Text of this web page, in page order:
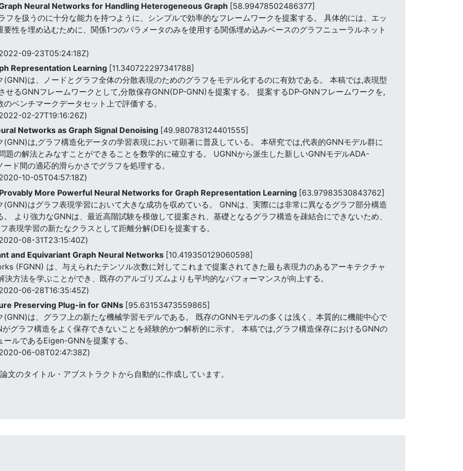
Neural Networks for Handling Heterogeneous Graph [58.99478502486377]
フを扱うのに十分な能力を持つように、シンプルで効率的なフレームワークを提案する。 具体的には、エッ
性を埋め込むために、関係1つのパラメータのみを使用する関係埋め込みベースのグラフニューラルネット
09-23T05:24:18Z)
Representation Learning [11.340722297341788]
(GNN)は、ノードとグラフ全体の分散表現のためのグラフをモデル化するのに有効である。 本稿では,表現型
せるGNNフレームワークとして,分散保存GNN(DP-GNN)を提案する。 提案するDP-GNNフレームワークを,
ベンチマークデータセット上で評価する。
02-27T19:16:26Z)
Networks as Graph Signal Denoising [49.980783124401555]
(GNN)は,グラフ構造化データの学習表現において顕著に普及している。 本研究では,代表的GNNモデル群に
題の解法とみなすことができることを数学的に確立する。 UGNNから派生した新しいGNNモデルADA-
ド間の適応的滑らかさでグラフを処理する。
10-05T04:57:18Z)
More Powerful Neural Networks for Graph Representation Learning [63.97983530843762]
(GNN)はグラフ表現学習において大きな成功を収めている。 GNNは、実際には非常に異なるグラフ部分構造
より強力なGNNは、最近高階試験を模倣して提案され、基礎となるグラフ構造を疎結合にできないため、
表現学習の新たなクラスとして距離分解(DE)を提案する。
08-31T23:15:40Z)
and Equivariant Graph Neural Networks [10.419350129060598]
(FGNN) は、与えられたテンソル次数に対してこれまで提案されてきた最も表現力のあるアーキテクチャ
方法を学ぶことができ、既存のアルゴリズムよりも平均的なパフォーマンスが向上する。
06-28T16:35:45Z)
Preserving Plug-in for GNNs [95.63153473559865]
(GNN)は、グラフ上の新たな機械学習モデルである。 既存のGNNモデルの多くは浅く、本質的に機能中心で
グラフ構造をよく保存できないことを経験的かつ解析的に示す。 本稿では,グラフ構造保存におけるGNNの
ルであるEigen-GNNを提案する。
06-08T02:47:38Z)
文のタイトル・アブストラクトから自動的に作成しています。